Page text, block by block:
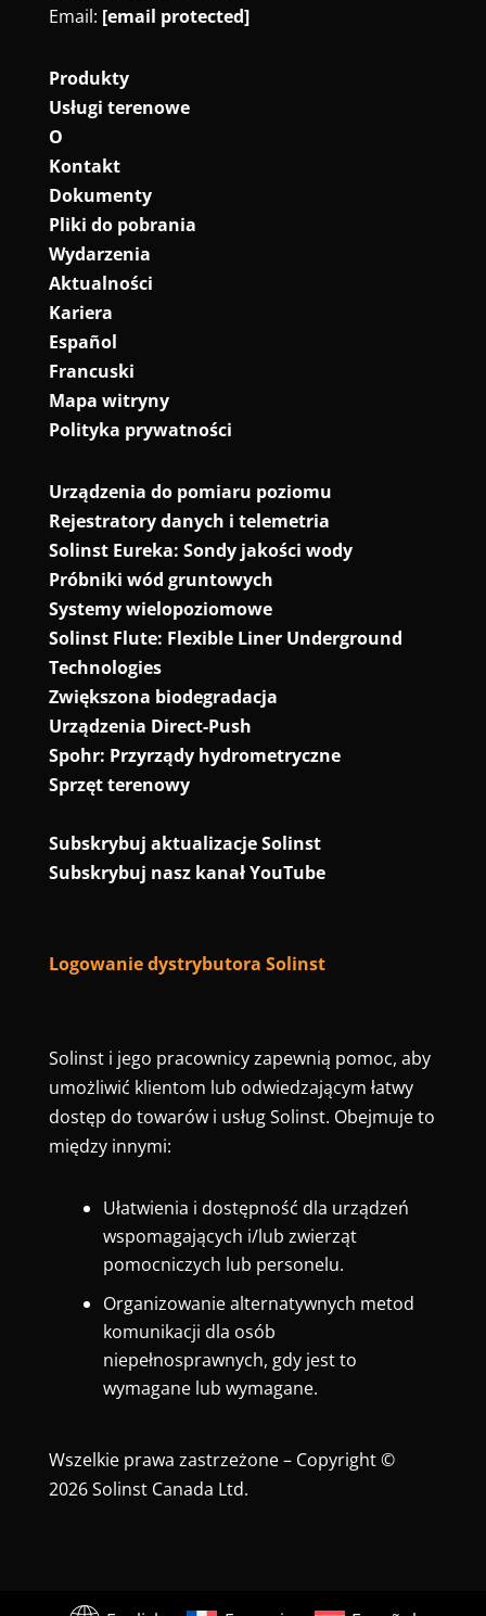
Email: [email protected]
Produkty
Usługi terenowe
O
Kontakt
Dokumenty
Pliki do pobrania
Wydarzenia
Aktualności
Kariera
Español
Francuski
Mapa witryny
Polityka prywatności
Urządzenia do pomiaru poziomu
Rejestratory danych i telemetria
Solinst Eureka: Sondy jakości wody
Próbniki wód gruntowych
Systemy wielopoziomowe
Solinst Flute: Flexible Liner Underground
Technologies
Zwiększona biodegradacja
Urządzenia Direct-Push
Spohr: Przyrządy hydrometryczne
Sprzęt terenowy
Subskrybuj aktualizacje Solinst
Subskrybuj nasz kanał YouTube
Logowanie dystrybutora Solinst
Solinst i jego pracownicy zapewnią pomoc, aby
umożliwić klientom lub odwiedzającym łatwy
dostęp do towarów i usług Solinst. Obejmuje to
między innymi:
Ułatwienia i dostępność dla urządzeń
wspomagających i/lub zwierząt
pomocniczych lub personelu.
Organizowanie alternatywnych metod
komunikacji dla osób
niepełnosprawnych, gdy jest to
wymagane lub wymagane.
Wszelkie prawa zastrzeżone – Copyright ©
2026 Solinst Canada Ltd.